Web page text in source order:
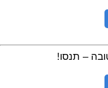
– תנסו!